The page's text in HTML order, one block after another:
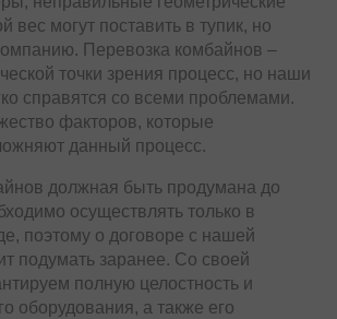
могут поставить в тупик, но
Перевозка комбайнов –
точки зрения процесс, но наши
справятся со всеми проблемами.
факторов, которые
данный процесс.
должная быть продумана до
осуществлять только в
поэтому о договоре с нашей
подумать заранее. Со своей
полную целостность и
оборудования, а также его